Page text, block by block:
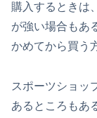
購入するときは
が強い場合もあ
かめてから買う
スポーツショッ
あるところもあ